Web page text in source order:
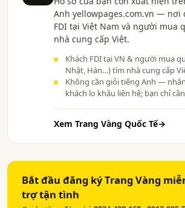
Anh yellowpages.com.vn — nơi
FDI tại Việt Nam và người mua
nhà cung cấp Việt.
Khách FDI tại VN & người mua
Nhật, Hàn…) tìm nhà cung cấp
Không cần giỏi tiếng Anh —
khách lo khâu liên hệ; bạn chỉ
Xem Trang Vàng Quốc Tế→
Bắt đầu đăng ký Trang Vàng
trợ tận tình